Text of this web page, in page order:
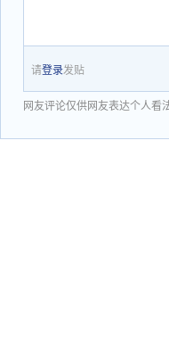
请登录发贴
网友评论仅供网友表达个人看